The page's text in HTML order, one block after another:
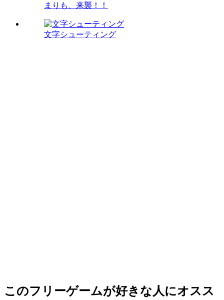
まりも、来襲！！
文字シューティング
このフリーゲームが好きな人にオスス